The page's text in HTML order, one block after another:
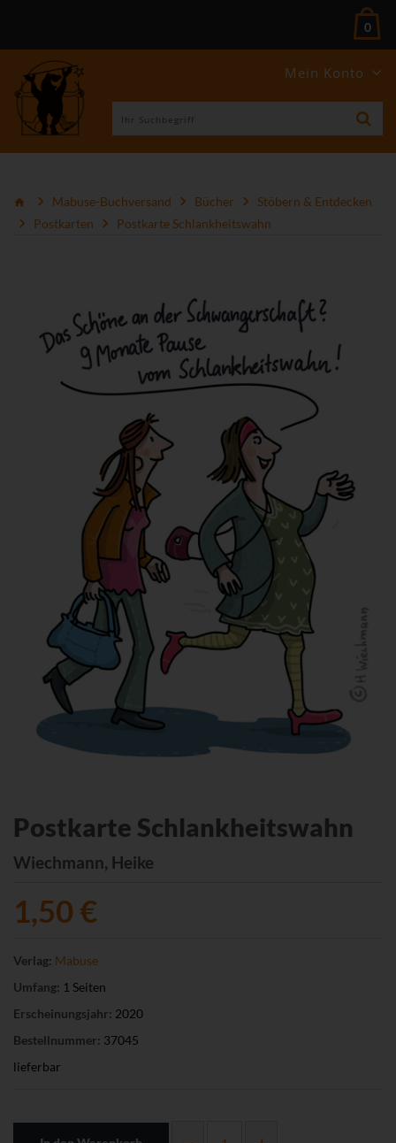
Mein Konto
0
Mabuse-Buchversand Bücher
Stöbern & Entdecken
Postkarten
Postkarte Schlankheitswahn
Postkarte Schlankheitswahn
Wiechmann, Heike
1,50 €
Verlag: Mabuse
Umfang: 1 Seiten
Erscheinungsjahr: 2020
Bestellnummer: 37045
lieferbar